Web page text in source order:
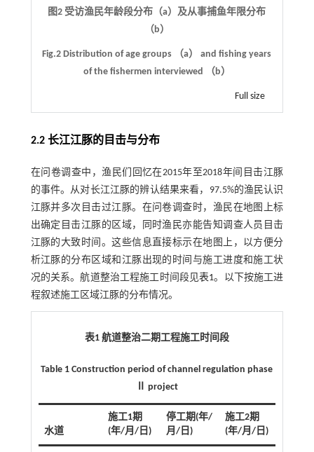
图2 受访渔民年龄段分布（a）及从事捕鱼年限分布
（b）
Fig.2 Distribution of age groups （a） and fishing years
of the fishermen interviewed （b）
Full size
2.2 长江江豚的目击与分布
在问卷调查中，渔民们回忆在2015年至2018年间目击江豚
的事件。从对长江江豚的辨认结果来看，97.5%的渔民认识
江豚并多次目击过江豚。在问卷调查时，渔民在地图上标
出确定目击江豚的区域，同时渔民亦能告知调查人员目击
江豚的大致时间。这些信息直接标示在地图上，以方便分
析江豚的分布区域和江豚出现的时间与施工进度和施工状
况的关系。航道整治工程施工时间段见表1。以下按施工进
程叙述施工区域江豚的分布情况。
表1 航道整治二期工程施工时间段
Table 1 Construction period of channel regulation phase
Ⅱ project
水道
施工1期
(年/月/日)
停工期(年/
月/日)
施工2期
(年/月/日)